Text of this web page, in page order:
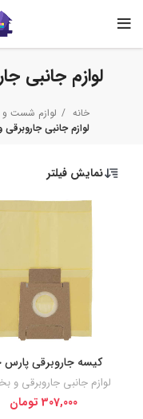
لوازم جانبی
خانه
لوازم شست
لوازم جانبی
نمایش فیلتر
کیسه جاروبرقی پارس
لوازم جانبی جاروبرقی و
307,000 تومان